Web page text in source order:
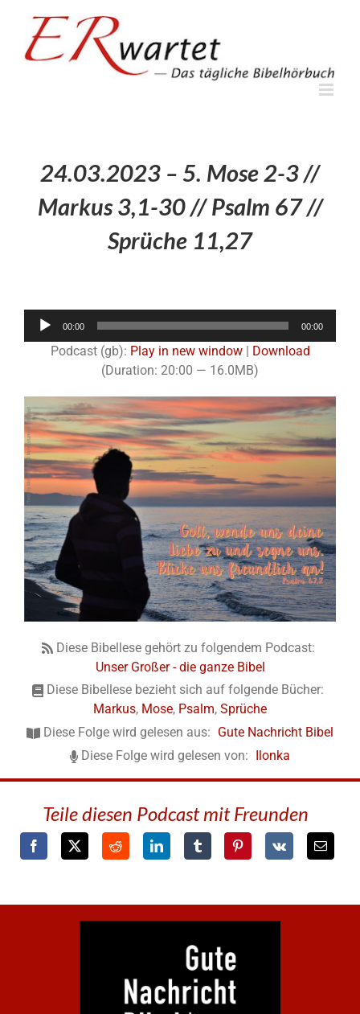
springen
24.03.2023 – 5. Mose 2-3 //
Markus 3,1-30 // Psalm 67 //
Sprüche 11,27
Audio-
00:00 00:00
Podcast (gb): Play in new window|
Download
(Duration: 20:00 — 16.0MB)
Diese Bibellese gehört zu folgendem Podcast:
Unser Großer - die ganze Bibel
Diese Bibellese bezieht sich auf folgende Bücher:
Markus, Mose, Psalm, Sprüche
Diese Folge wird gelesen aus: Gute Nachricht Bibel
Diese Folge wird gelesen von: Ilonka
Teile diesen Podcast mit Freunden